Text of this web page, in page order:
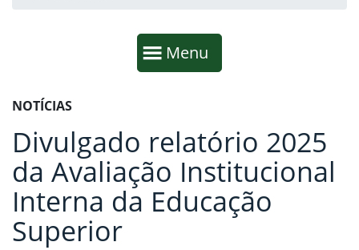
Mostrar
Menu
Fim da navegação
Início do conteúdo
NOTÍCIAS
Divulgado relatório 2025
da Avaliação Institucional
Interna da Educação
Superior